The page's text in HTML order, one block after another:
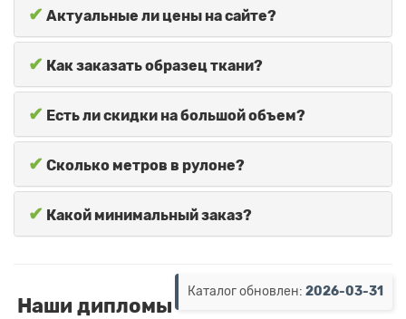
✔ Актуальные ли цены на сайте?
✔ Как заказать образец ткани?
✔ Есть ли скидки на большой объем?
✔ Сколько метров в рулоне?
✔ Какой минимальный заказ?
Каталог обновлен: 2026-03-31
Наши дипломы